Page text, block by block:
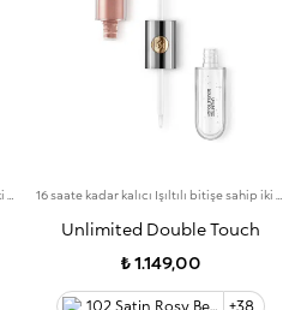
Unlimited Double Touch
₺ 1.149,00
102 Satin Rosy Beige 60 +38